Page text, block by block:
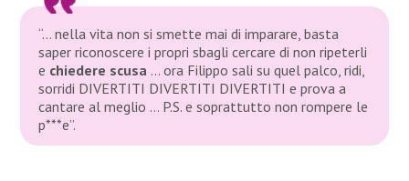
“… nella vita non si smette mai di imparare, basta
saper riconoscere i propri sbagli cercare di non ripeterli
e chiedere scusa … ora Filippo sali su quel palco, ridi,
sorridi DIVERTITI DIVERTITI DIVERTITI e prova a
cantare al meglio … P.S. e soprattutto non rompere le
p***e”.